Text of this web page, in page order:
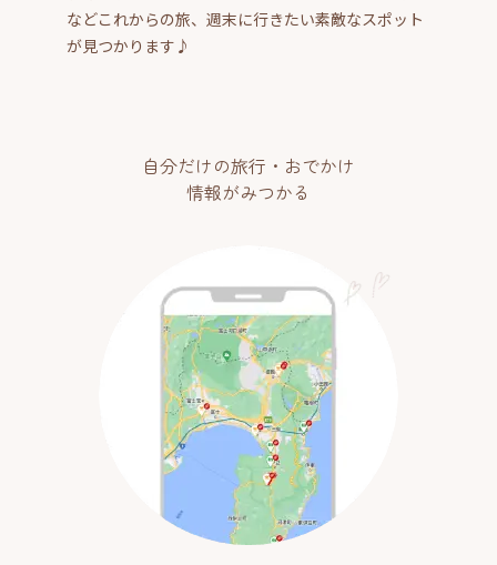
などこれからの旅、週末に行きたい素敵なスポット
が見つかります♪
自分だけの旅行・おでかけ
情報がみつかる